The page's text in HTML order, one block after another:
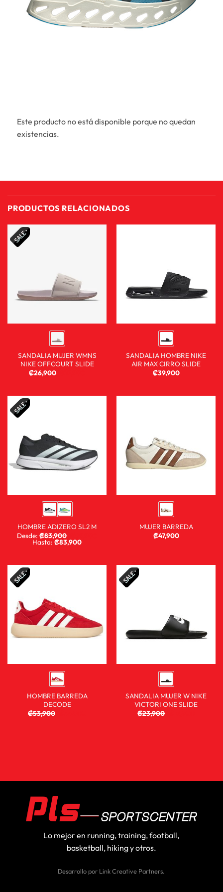
Este producto no está disponible porque no quedan
existencias.
PRODUCTOS RELACIONADOS
SANDALIA MUJER WMNS
NIKE OFFCOURT SLIDE
₡26,900
SANDALIA HOMBRE NIKE
AIR MAX CIRRO SLIDE
₡39,900
HOMBRE ADIZERO SL2 M
Desde: ₡83,900
Hasta: ₡83,900
MUJER BARREDA
₡47,900
HOMBRE BARREDA
DECODE
₡53,900
SANDALIA MUJER W NIKE
VICTORI ONE SLIDE
₡23,900
Lo mejor en running, training, football,
basketball, hiking y otros.
Desarrollo por Link Creative Partners.